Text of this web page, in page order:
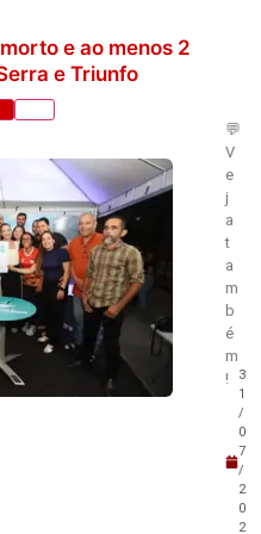
e ao menos 2
e Triunfo
💬
V
e
j
a
t
a
m
b
é
m
!
3
1
/
0
7
/
2
0
2